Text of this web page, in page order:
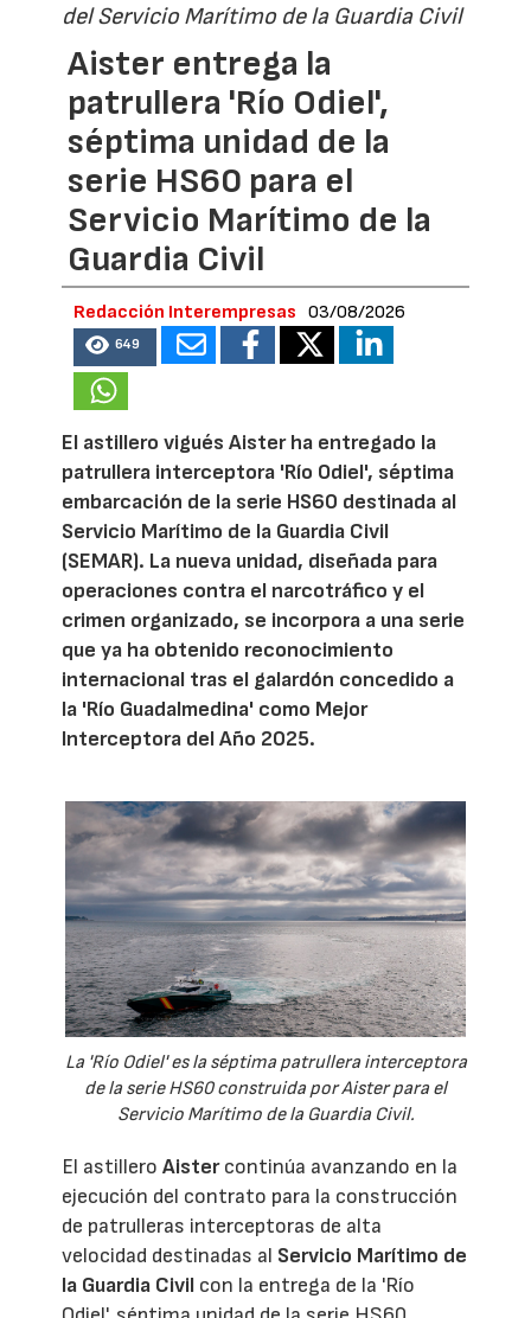
del Servicio Marítimo de la Guardia Civil
Aister entrega la
patrullera 'Río Odiel',
séptima unidad de la
serie HS60 para el
Servicio Marítimo de la
Guardia Civil
Redacción Interempresas 03/08/2026
649
El astillero vigués Aister ha entregado la
patrullera interceptora 'Río Odiel', séptima
embarcación de la serie HS60 destinada al
Servicio Marítimo de la Guardia Civil
(SEMAR). La nueva unidad, diseñada para
operaciones contra el narcotráfico y el
crimen organizado, se incorpora a una serie
que ya ha obtenido reconocimiento
internacional tras el galardón concedido a
la 'Río Guadalmedina' como Mejor
Interceptora del Año 2025.
La 'Río Odiel' es la séptima patrullera interceptora
de la serie HS60 construida por Aister para el
Servicio Marítimo de la Guardia Civil.
El astilleroAistercontinúa avanzando en la
ejecución del contrato para la construcción
de patrulleras interceptoras de alta
velocidad destinadas al Servicio Marítimo de
la Guardia Civil con la entrega de la 'Río